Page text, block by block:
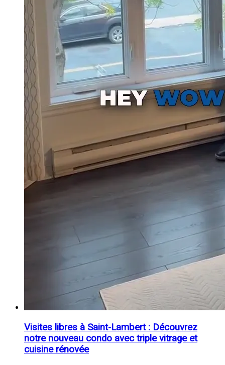
Visites libres à Saint-Lambert : Découvrez
notre nouveau condo avec triple vitrage et
cuisine rénovée